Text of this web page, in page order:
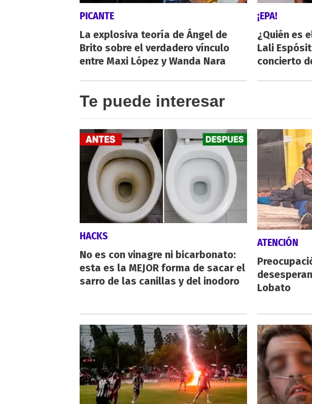
PICANTE
La explosiva teoría de Ángel de
Brito sobre el verdadero vínculo
entre Maxi López y Wanda Nara
¡EPA!
¿Quién es
Lali
concierto
Te puede interesar
HACKS
No es con vinagre ni bicarbonato:
esta es la MEJOR forma de sacar el
sarro de las canillas y del inodoro
ATENCIÓN
Lobato